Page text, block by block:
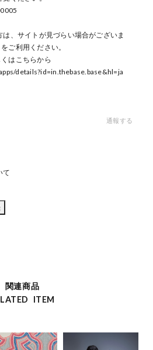
、サイトが見づらい場合がございま
ご利用ください。
くはこちらから
details?id=in.thebase.base&hl=ja
通報する
て
関連商品
ITEM